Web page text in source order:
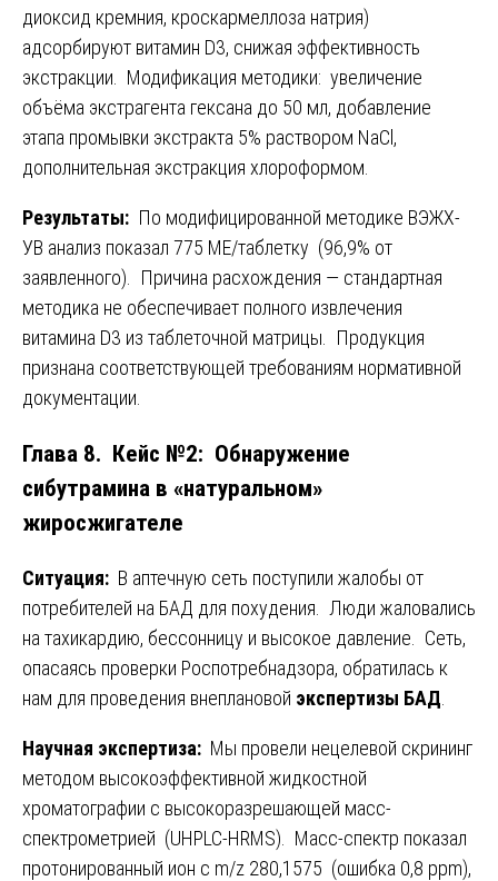
диоксид кремния, кроскармеллоза натрия)
адсорбируют витамин D3, снижая эффективность
экстракции. Модификация методики: увеличение
объёма экстрагента гексана до 50 мл, добавление
этапа промывки экстракта 5% раствором NaCl,
дополнительная экстракция хлороформом.
Результаты: По модифицированной методике ВЭЖХ-
УВ анализ показал 775 МЕ/таблетку (96,9% от
заявленного). Причина расхождения — стандартная
методика не обеспечивает полного извлечения
витамина D3 из таблеточной матрицы. Продукция
признана соответствующей требованиям нормативной
документации.
Глава 8. Кейс №2: Обнаружение
сибутрамина в «натуральном»
жиросжигателе
Ситуация: В аптечную сеть поступили жалобы от
потребителей на БАД для похудения. Люди жаловались
на тахикардию, бессонницу и высокое давление. Сеть,
опасаясь проверки Роспотребнадзора, обратилась к
нам для проведения внеплановой экспертизы БАД
Научная экспертиза: Мы провели нецелевой скрининг
методом высокоэффективной жидкостной
хроматографии с высокоразрешающей масс-
спектрометрией (UHPLC-HRMS). Масс-спектр показал
протонированный ион с m/z 280,1575 (ошибка 0,8 ppm),